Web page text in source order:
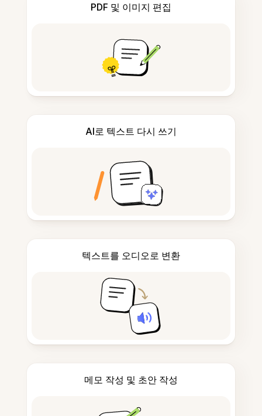
PDF 및 이미지 편집
AI로 텍스트 다시 쓰기
텍스트를 오디오로 변환
메모 작성 및 초안 작성